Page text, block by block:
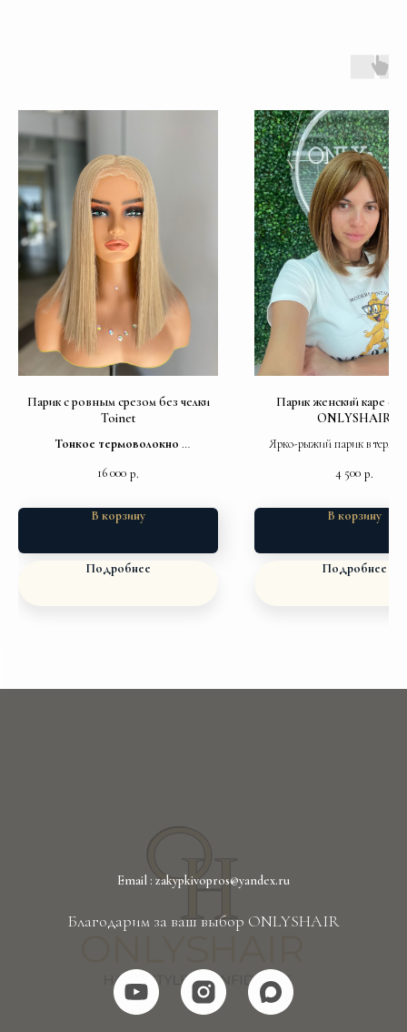
Парик с ровным срезом без челки
Toinet
Тонкое термоволокно
16 000 р.
В корзину
Подробнее
Парик женский каре с
ONLYSHAIR
Ярко-рыжий парик в
4 500 р.
В корзину
Подробнее
Email : zakypkivopros@yandex.ru
Благодарим за ваш выбор ONLYSHAIR